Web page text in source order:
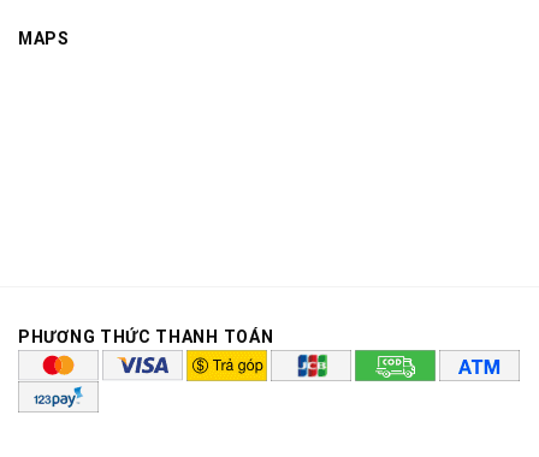
MAPS
PHƯƠNG THỨC THANH TOÁN